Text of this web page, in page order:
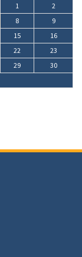
1
2
8
9
15
16
22
23
29
30